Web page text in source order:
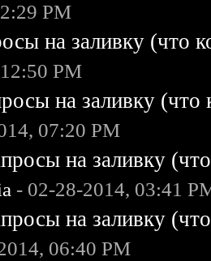
PM
на заливку (что
PM
на заливку
07:20 PM
на заливку
- 02-28-2014, 03:41
на заливку
06:40 PM